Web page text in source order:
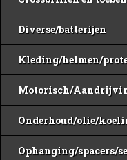
Diverse/batterijen
Kleding/helmen/
Motorisch/
Onderhoud/olie/
Ophanging/spacers/